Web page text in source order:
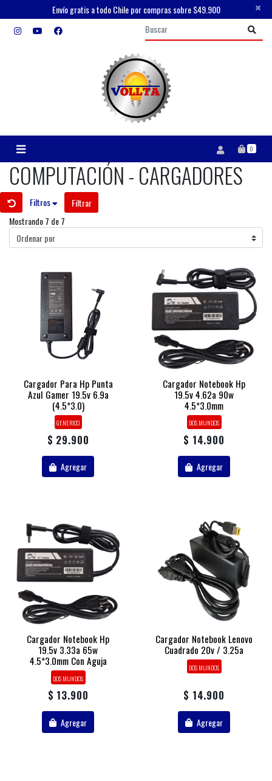
Envío gratis a todo Chile por compras sobre $49.900 ×
0
COMPUTACIÓN - CARGADORES
Filtros
Filtrar
Mostrando 7 de 7
Cargador Para Hp Punta
Azul Gamer 19.5v 6.9a
(4.5*3.0)
GENERICO
$ 29.900
Agregar
Cargador Notebook Hp
19.5v 4.62a 90w
4.5*3.0mm
DOS MUNDOS
$ 14.900
Agregar
Cargador Notebook Hp
19.5v 3.33a 65w
4.5*3.0mm Con Aguja
DOS MUNDOS
$ 13.900
Agregar
Cargador Notebook Lenovo
Cuadrado 20v / 3.25a
DOS MUNDOS
$ 14.900
Agregar